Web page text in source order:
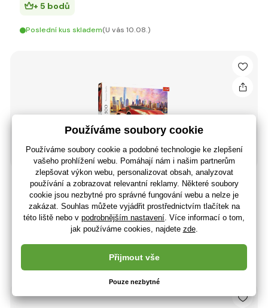
+ 5 bodů
Poslední kus skladem(U vás 10.08.)
Trefl Puzzle 500 Jízda při západu slunce
120 Kč
99 Kč bez DPH
(U vás 10.08.)